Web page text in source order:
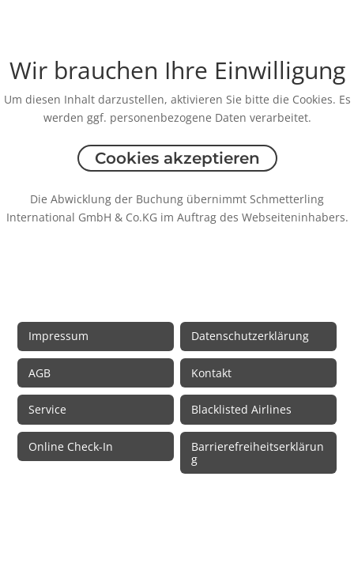
Wir brauchen Ihre Einwilligung
Um diesen Inhalt darzustellen, aktivieren Sie bitte die Cookies. Es
werden ggf. personenbezogene Daten verarbeitet.
Cookies akzeptieren
Die Abwicklung der Buchung übernimmt Schmetterling
International GmbH & Co.KG im Auftrag des Webseiteninhabers.
Impressum Datenschutzerklärung
AGB Kontakt
Service Blacklisted Airlines
Online Check-In
Barrierefreiheitserklärun
g